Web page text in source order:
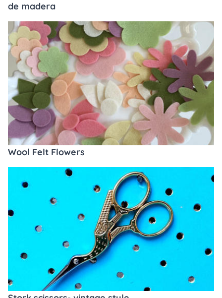
de madera
Wool Felt Flowers